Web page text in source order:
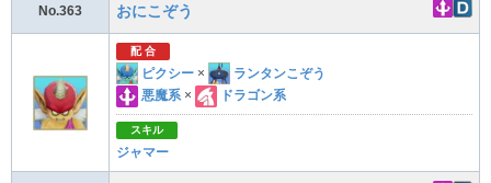
No.363 おにこぞう
配 合
ピクシー ×
ランタンこぞう
悪魔系 × ドラゴン系
スキル
ジャマー